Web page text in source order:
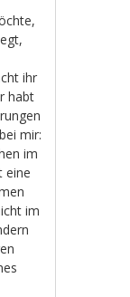
ihr
habt
mir:
im
eine
im